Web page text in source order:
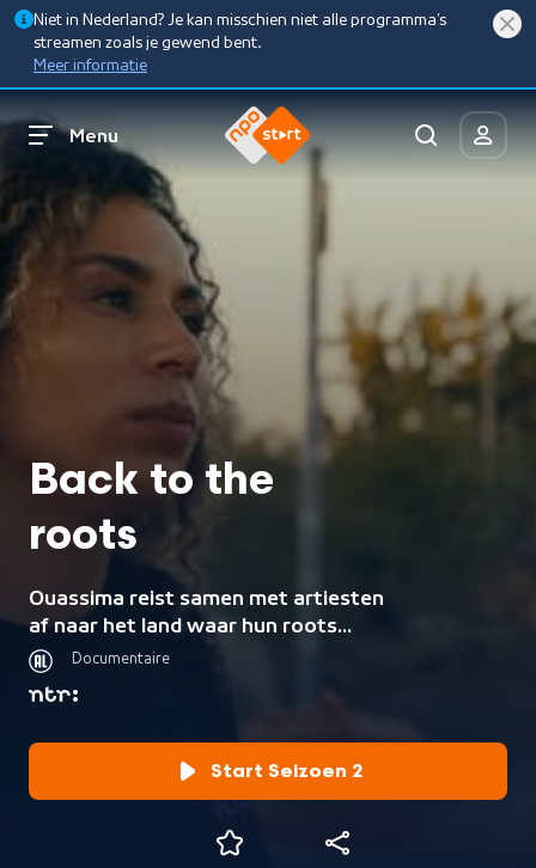
Niet in Nederland? Je kan misschien niet alle programma’s
streamen zoals je gewend bent.
Meer informatie
Menu
Back to the
roots
Ouassima reist samen met artiesten
af naar het land waar hun roots
liggen.Documentaire
Start Seizoen 2